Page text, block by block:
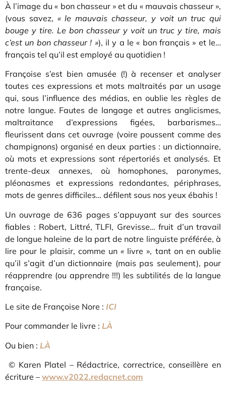
À l’image du « bon chasseur » et du « mauvais chasseur »,
(vous savez, « le mauvais chasseur, y voit un truc qui
bouge y tire. Le bon chasseur y voit un truc y tire, mais
c’est un bon chasseur ! »), il y a le « bon français » et le…
français tel qu’il est employé au quotidien !
Françoise s’est bien amusée (!) à recenser et analyser
toutes ces expressions et mots maltraités par un usage
qui, sous l’influence des médias, en oublie les règles de
notre langue. Fautes de langage et autres anglicismes,
maltraitance d’expressions figées, barbarismes…
fleurissent dans cet ouvrage (voire poussent comme des
champignons) organisé en deux parties : un dictionnaire,
où mots et expressions sont répertoriés et analysés. Et
trente-deux annexes, où homophones, paronymes,
pléonasmes et expressions redondantes, périphrases,
mots de genres difficiles… défilent sous nos yeux ébahis !
Un ouvrage de 636 pages s’appuyant sur des sources
fiables : Robert, Littré, TLFI, Grevisse… fruit d’un travail
de longue haleine de la part de notre linguiste préférée, à
lire pour le plaisir, comme un « livre », tant on en oublie
qu’il s’agit d’un dictionnaire (mais pas seulement), pour
réapprendre (ou apprendre !!!) les subtilités de la langue
française.
Le site de Françoise Nore : ICI
Pour commander le livre : LÀ
Ou bien : LÀ
© Karen Platel – Rédactrice, correctrice, conseillère en
écriture – www.v2022.redacnet.com